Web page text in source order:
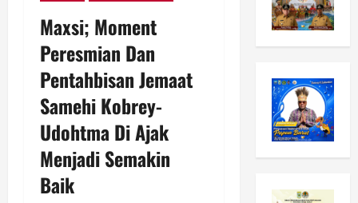
Maxsi; Moment
Peresmian Dan
Pentahbisan Jemaat
Samehi Kobrey-
Udohtma Di Ajak
Menjadi Semakin
Baik